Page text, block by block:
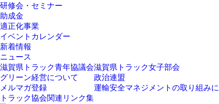
研修会・セミナー
助成金
適正化事業
イベントカレンダー
新着情報
ニュース
滋賀県トラック青年協議会滋賀県トラック女子部会
グリーン経営について
政治連盟
メルマガ登録
運輸安全マネジメントの取り組み
トラック協会関連リンク集